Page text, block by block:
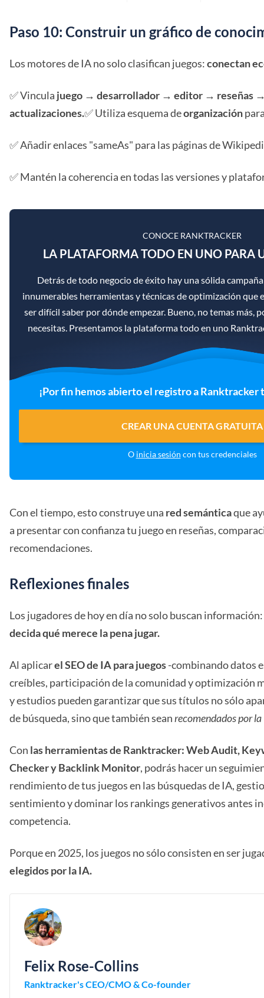
Paso 10: Construir un gráfico de
Los motores de IA no solo clasifican juegos:conectan
✅ Vincula juego → desarrollador → editor → reseñas
actualizaciones.✅ Utiliza esquema deorganización
✅ Añadir enlaces "sameAs" para las páginas de
✅ Mantén la coherencia en todas las versiones y
CONOCE RANKTRACKER
LA PLATAFORMA TODO EN UNO PARA
Detrás de todo negocio de éxito hay una sólida campaña
innumerables herramientas y técnicas de optimización que
ser difícil saber por dónde empezar. Bueno, no temas más,
necesitas. Presentamos la plataforma todo en uno
¡Por fin hemos abierto el registro a
CREAR UNA CUENTA GRATUITA
O inicia sesión con tus credenciales
Con el tiempo, esto construye una red semánticaque
a presentar con confianza tu juego en reseñas,
recomendaciones.
Reflexiones finales
Los jugadores de hoy en día no solo buscan
decida qué merece la pena jugar.
Al aplicarel SEO de IA para juegos-combinando datos
creíbles, participación de la comunidad y optimización
y estudios pueden garantizar que sus títulos no sólo
de búsqueda, sino que también seanrecomendados por la
Con las herramientas de Ranktracker: Web Audit,
Checker y Backlink Monitor, podrás hacer un
rendimiento de tus juegos en las búsquedas de IA,
sentimiento y dominar los rankings generativos antes
competencia.
Porque en 2025, los juegos no sólo consisten en ser
elegidos por la IA.
Felix Rose-Collins
Ranktracker's CEO/CMO & Co-founder